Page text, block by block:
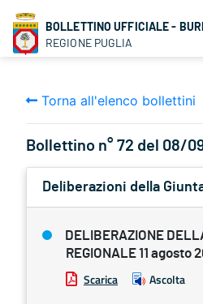
BOLLETTINO UFFICIALE -
REGIONE PUGLIA
Torna all'elenco bollettini
Bollettino n° 72 del 08/
Deliberazioni della
DELIBERAZIONE
REGIONALE 11 agosto
Scarica Ascolta